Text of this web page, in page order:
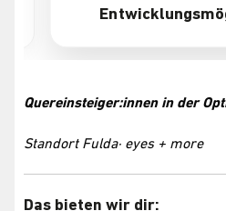
Quereinsteiger:innen in der
Standort Fulda· eyes + more
Das bieten wir dir: